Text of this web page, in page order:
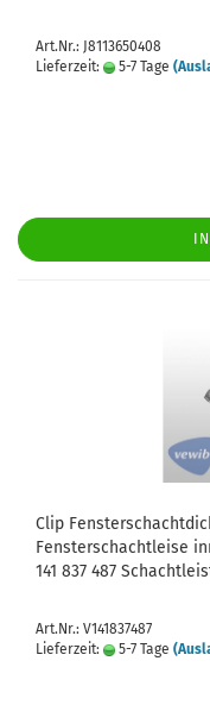
Art.Nr.: J8113650408
Lieferzeit:
5-7 Tage
Clip
Fensterschachtleise
141 837 487
Art.Nr.: V141837487
Lieferzeit:
5-7 Tage